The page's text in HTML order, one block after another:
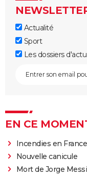
Actualité
Sport
Les dossiers d'actu
EN CE
Incendies en France
Nouvelle canicule
Mort de Jorge Messi